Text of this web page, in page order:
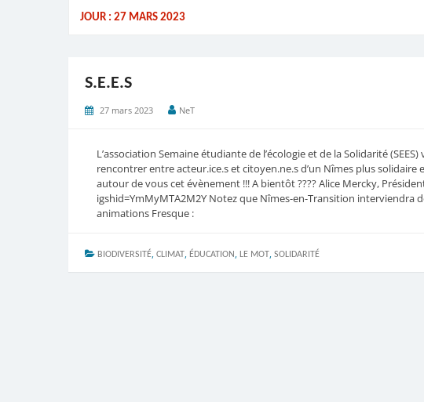
JOUR : 27 MARS 2023
S.E.E.S
27 mars 2023 NeT
L’association Semaine étudiante de l’écologie et de la Solidarité
rencontrer entre acteur.ice.s et citoyen.ne.s d’un Nîmes plus
autour de vous cet évènement !!! A bientôt ???? Alice Mercky,
igshid=YmMyMTA2M2Y Notez que Nîmes-en-Transition interviendra
animations Fresque :
BIODIVERSITÉ, CLIMAT, ÉDUCATION , LE MOT, SOLIDARITÉ